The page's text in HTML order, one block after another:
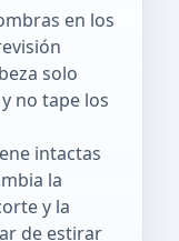
en los
solo
no tape los
intactas
la
y la
de estirar